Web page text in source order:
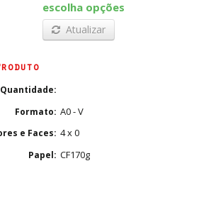
escolha opções
Atualizar
Quantidade:
Formato: A0 - V
e Faces: 4 x 0
Papel: CF170g